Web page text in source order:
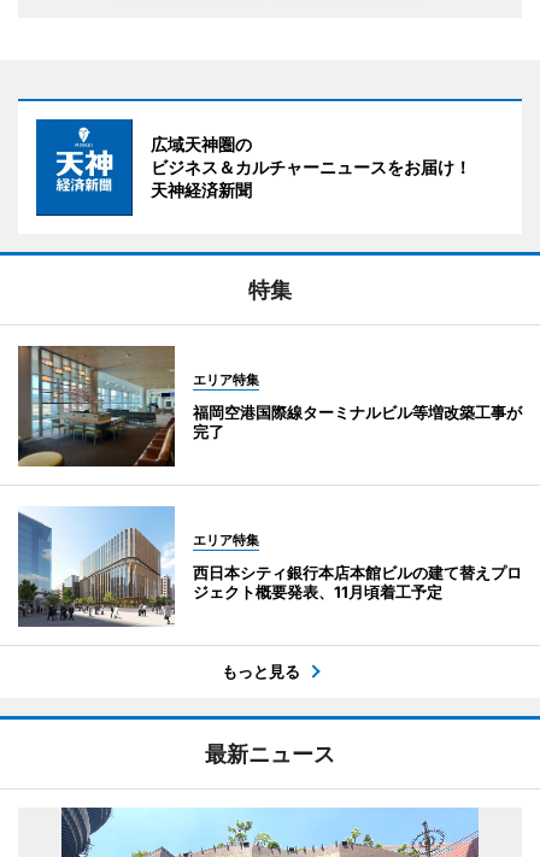
広域天神圏の
ビジネス＆カルチャーニュースをお届け！
天神経済新聞
特集
エリア特集
福岡空港国際線ターミナルビル等増改築工事が
完了
エリア特集
西日本シティ銀行本店本館ビルの建て替えプロ
ジェクト概要発表、11月頃着工予定
もっと見る
最新ニュース